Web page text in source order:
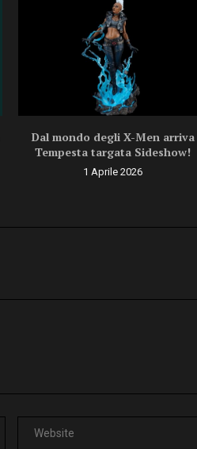
Dal mondo degli X-Men arriva
Tempesta targata Sideshow!
1 Aprile 2026